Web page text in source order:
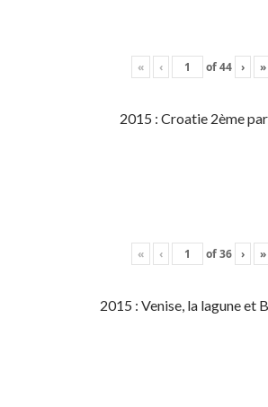
« ‹ of44 › »
2015 : Croatie 2ème
« ‹ of36 › »
2015 : Venise, la lagune et